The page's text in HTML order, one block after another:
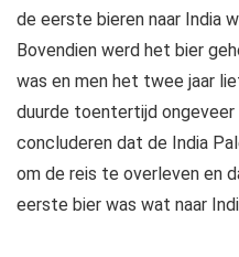
de eerste bieren naar India
Bovendien werd het bier
was en men het twee jaar
duurde toentertijd ongeveer
concluderen dat de India
om de reis te overleven en
eerste bier was wat naar